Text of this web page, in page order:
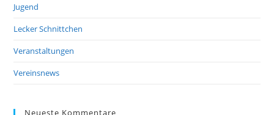
Jugend
Lecker Schnittchen
Veranstaltungen
Vereinsnews
Neueste Kommentare